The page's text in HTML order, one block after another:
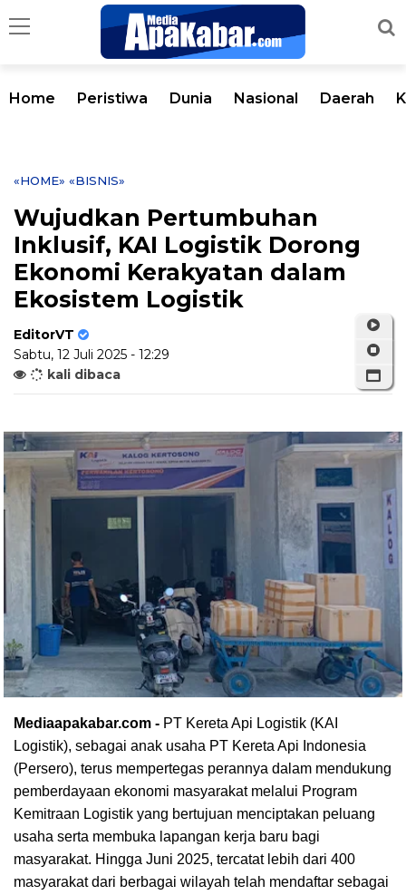
Home Peristiwa Dunia Nasional Daerah
«HOME» «BISNIS»
Wujudkan Pertumbuhan
Inklusif, KAI Logistik Dorong
Ekonomi Kerakyatan dalam
Ekosistem Logistik
EditorVT
Sabtu, 12 Juli 2025 - 12:29
kali dibaca
Mediaapakabar.com - PT Kereta Api Logistik (KAI
Logistik), sebagai anak usaha PT Kereta Api Indonesia
(Persero), terus mempertegas perannya dalam mendukung
pemberdayaan ekonomi masyarakat melalui Program
Kemitraan Logistik yang bertujuan menciptakan peluang
usaha serta membuka lapangan kerja baru bagi
masyarakat. Hingga Juni 2025, tercatat lebih dari 400
masyarakat dari berbagai wilayah telah mendaftar sebagai